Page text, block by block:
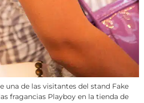
una de las visitantes del stand Fake
fragancias Playboy en la tienda de